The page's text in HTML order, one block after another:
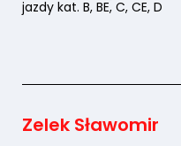
jazdy kat. B, BE, C, CE, D
Zelek Sławomir